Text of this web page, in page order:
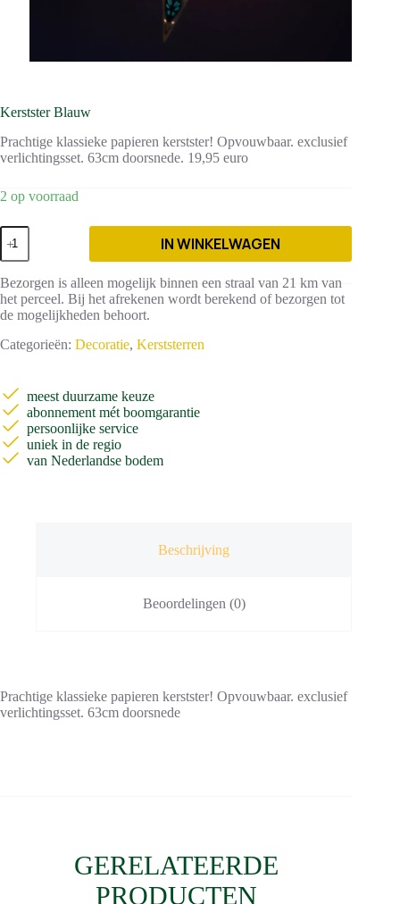
Kerstster Blauw
Prachtige klassieke papieren kerstster! Opvouwbaar. exclusief
verlichtingsset. 63cm doorsnede. 19,95 euro
2 op voorraad
Kerstster
Blauw
aantal
IN WINKELWAGEN
Bezorgen is alleen mogelijk binnen een straal van 21 km van
het perceel. Bij het afrekenen wordt berekend of bezorgen tot
de mogelijkheden behoort.
Categorieën: Decoratie, Kerststerren
meest duurzame keuze
abonnement mét boomgarantie
persoonlijke service
uniek in de regio
van Nederlandse bodem
Beschrijving
Beoordelingen (0)
Prachtige klassieke papieren kerstster! Opvouwbaar. exclusief
verlichtingsset. 63cm doorsnede
GERELATEERDE
PRODUCTEN